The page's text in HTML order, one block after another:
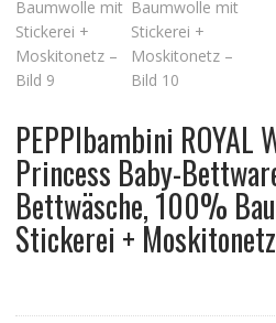
PEPPIbambini ROYAL
Princess Baby-
Bettwäsche, 100%
Stickerei + Moskitonetz